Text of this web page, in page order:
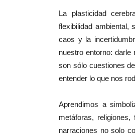
La plasticidad
flexibilidad ambiental,
caos y la
nuestro entorno:
son sólo cuestiones
entender lo que nos
Aprendimos a
metáforas,
narraciones no solo